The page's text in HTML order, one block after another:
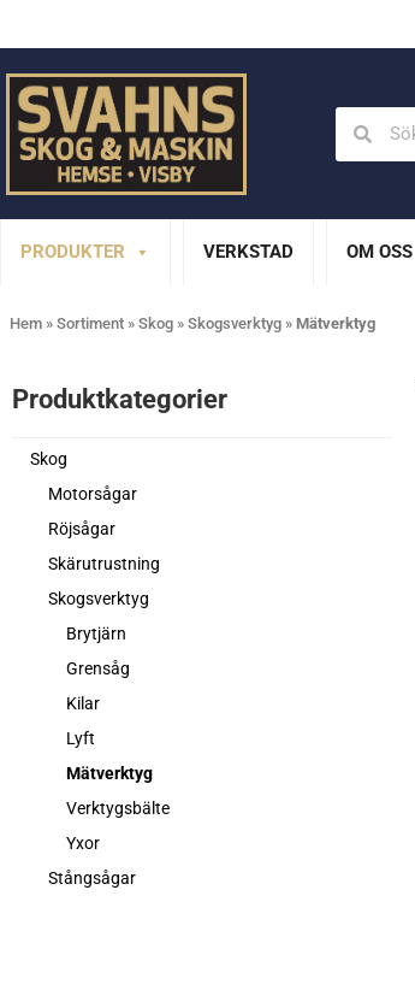
PRODUKTER VERKSTAD OM OSS
Hem » Sortiment » Skog » Skogsverktyg » Mätverktyg
Produktkategorier​
Skog
Motorsågar
Röjsågar
Skärutrustning
Skogsverktyg
Brytjärn
Grensåg
Kilar
Lyft
Mätverktyg
Verktygsbälte
Yxor
Stångsågar